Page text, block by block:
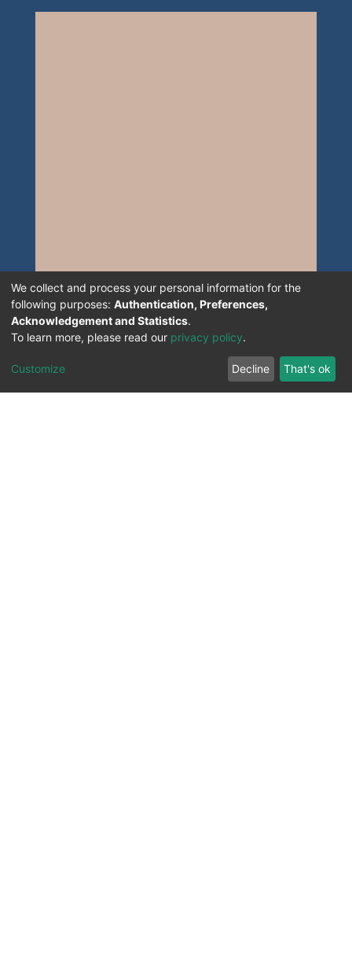
We collect and process your personal information for the
following purposes: Authentication, Preferences,
Acknowledgement and Statistics.
To learn more, please read our privacy policy.
Customize Decline That's ok